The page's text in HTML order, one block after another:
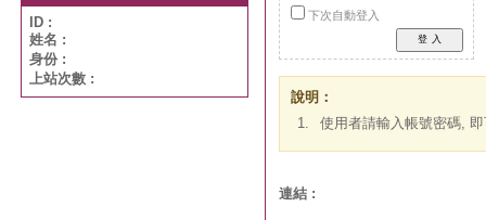
ID :
姓名 :
身份 :
上站次數 :
下次自動登入
說明：
1.
使用者請輸入帳號密碼,
連結 :